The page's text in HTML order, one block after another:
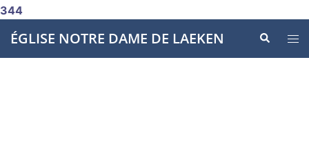
344
Aller
auÉGLISE NOTRE DAME DE LAEKEN
le